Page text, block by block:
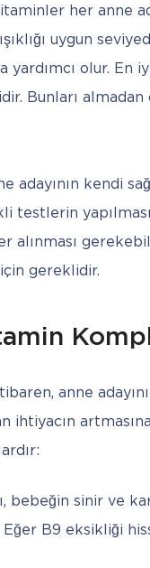
her anne
uygun
yardımcı olur.
Bunları
adayının kendi
gereklidir.
anne
ihtiyacın
bebeğin sinir ve
Eğer B9 eksikliği